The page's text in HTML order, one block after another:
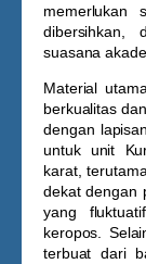
memerlukan
dibersihkan,
suasana
Material
berkualitas
dengan
untuk unit
karat,
dekat dengan
yang
keropos.
terbuat dari